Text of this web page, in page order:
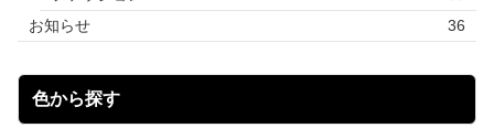
お知らせ
36
色から探す